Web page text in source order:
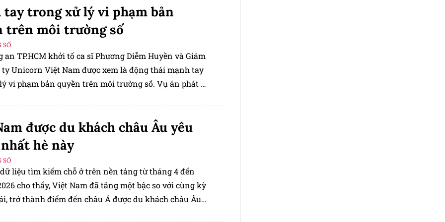
tay trong xử lý vi phạm bản
trên môi trường số
SỐ
an TP.HCM khởi tố ca sĩ Phương Diễm Huyền và Giám
ty Unicorn Việt Nam được xem là động thái mạnh tay
vi phạm bản quyền trên môi trường số. Vụ án phát đi
phép.được du khách châu Âu yêu
hè này
SỐ
liệu tìm kiếm chỗ ở trên nền tảng từ tháng 4 đến
cho thấy, Việt Nam đã tăng một bậc so với cùng kỳ
trở thành điểm đến châu Á được du khách châu Âu